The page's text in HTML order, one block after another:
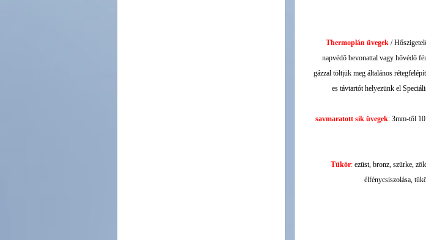
Thermoplán üvegek /
napvédő bevonattal vagy hővédő
gázzal töltjük meg általános
es távtartót helyezünk el
savmaratott sík üvegek: 3mm-től 10
Tükör: ezüst, bronz, szürke,
élfénycsiszolása,